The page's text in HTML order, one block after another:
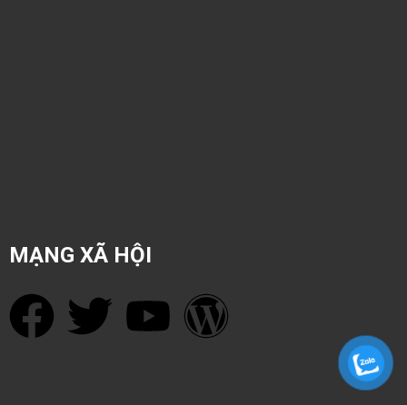
MẠNG XÃ HỘI